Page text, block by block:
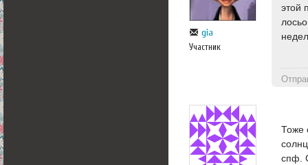
gia
Участник
этой
Тоже
спф.